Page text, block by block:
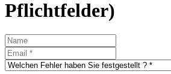
Pflichtfelder)